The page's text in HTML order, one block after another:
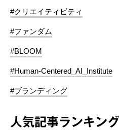
#クリエイティビティ
#ファンダム
#BLOOM
#Human-Centered_AI_Institute
#ブランディング
人気記事ランキング